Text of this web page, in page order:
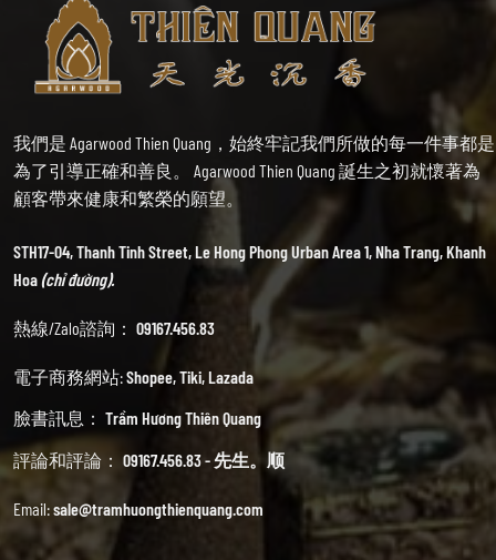
我們是 Agarwood Thien Quang，始終牢記我們所做的每一件事都是
為了引導正確和善良。 Agarwood Thien Quang 誕生之初就懷著為
顧客帶來健康和繁榮的願望。
STH17-04, Thanh Tinh Street, Le Hong Phong Urban Area 1, Nha Trang, Khanh
Hoa(chỉ đường).
熱線/Zalo諮詢： 09167.456.83
電子商務網站:Shopee,Tiki,Lazada
臉書訊息： Trầm Hương Thiên Quang
評論和評論： 09167.456.83 - 先生。顺
Email:sale@tramhuongthienquang.com